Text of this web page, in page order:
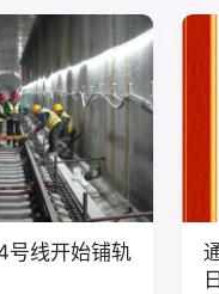
号线开始铺轨